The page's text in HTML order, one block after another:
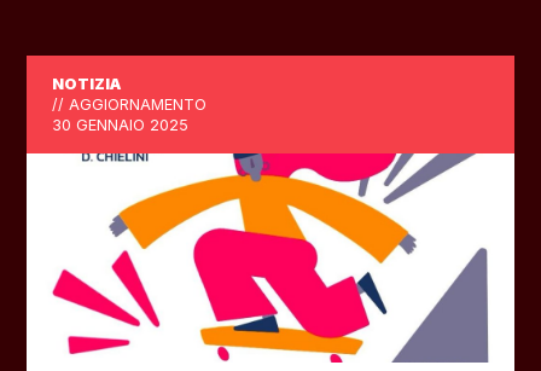
NOTIZIA
// AGGIORNAMENTO
30 GENNAIO 2025